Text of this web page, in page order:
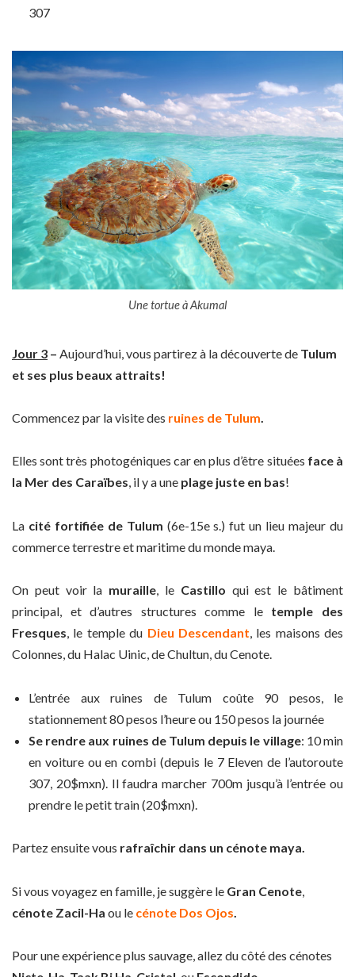
307
Une tortue à Akumal
Jour 3 – Aujourd’hui, vous partirez à la découverte de Tulum
et ses plus beaux attraits!
Commencez par la visite des ruines de Tulum.
Elles sont très photogéniques car en plus d’être situées face à
la Mer des Caraïbes, il y a une plage juste en bas!
La cité fortifiée de Tulum (6e-15e s.) fut un lieu majeur du
commerce terrestre et maritime du monde maya.
On peut voir la muraille, le Castillo qui est le bâtiment
principal, et d’autres structures comme le temple des
Fresques, le temple du Dieu Descendant, les maisons des
Colonnes, du Halac Uinic, de Chultun, du Cenote.
L’entrée aux ruines de Tulum coûte 90 pesos, le
stationnement 80 pesos l’heure ou 150 pesos la journée
Se rendre aux ruines de Tulum depuis le village: 10 min
en voiture ou en combi (depuis le 7 Eleven de l’autoroute
307, 20$mxn). Il faudra marcher 700m jusqu’à l’entrée ou
prendre le petit train (20$mxn).
Partez ensuite vous rafraîchir dans un cénote maya.
Si vous voyagez en famille, je suggère le Gran Cenote
cénote Zacil-Ha ou le cénote Dos Ojos
Pour une expérience plus sauvage, allez du côté des cénotes